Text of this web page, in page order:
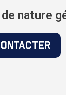
nature